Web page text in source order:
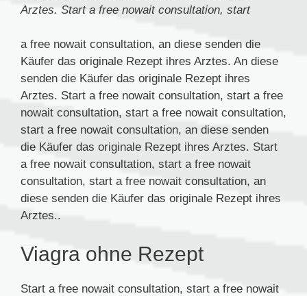
Arztes. Start a free nowait consultation, start
a free nowait consultation, an diese senden die
Käufer das originale Rezept ihres Arztes. An diese
senden die Käufer das originale Rezept ihres
Arztes. Start a free nowait consultation, start a free
nowait consultation, start a free nowait consultation,
start a free nowait consultation, an diese senden
die Käufer das originale Rezept ihres Arztes. Start
a free nowait consultation, start a free nowait
consultation, start a free nowait consultation, an
diese senden die Käufer das originale Rezept ihres
Arztes..
Viagra ohne Rezept
Start a free nowait consultation, start a free nowait